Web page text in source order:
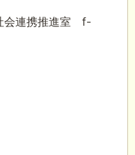
会連携推進室 f-